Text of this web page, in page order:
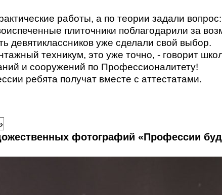
работы, а по теории задали
плиточники поблагодарили за
девятиклассников уже сделали свой выбор.
техникум, это уже точно, - говорит
и сооружений по Профессионалитету!
ребята получат вместе с аттестатами.
фотографий «Профессии